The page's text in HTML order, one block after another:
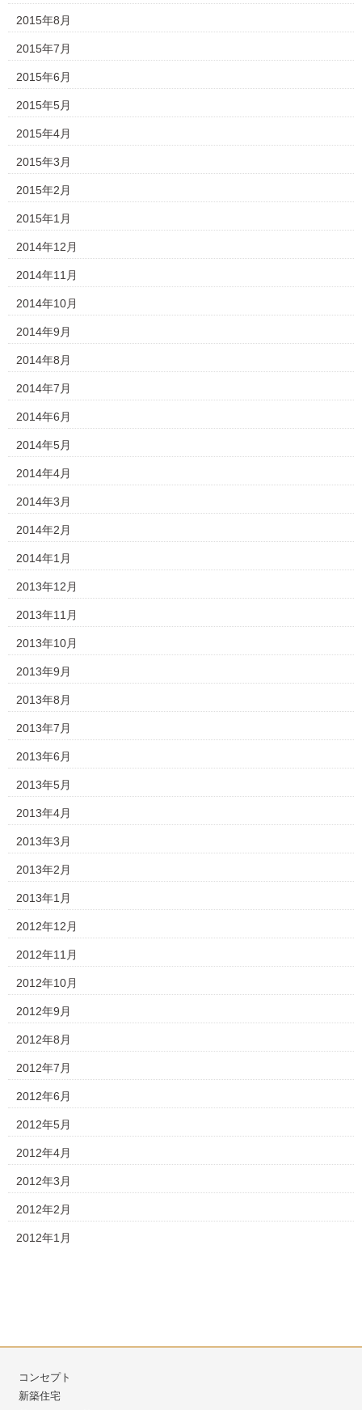
2015年8月
2015年7月
2015年6月
2015年5月
2015年4月
2015年3月
2015年2月
2015年1月
2014年12月
2014年11月
2014年10月
2014年9月
2014年8月
2014年7月
2014年6月
2014年5月
2014年4月
2014年3月
2014年2月
2014年1月
2013年12月
2013年11月
2013年10月
2013年9月
2013年8月
2013年7月
2013年6月
2013年5月
2013年4月
2013年3月
2013年2月
2013年1月
2012年12月
2012年11月
2012年10月
2012年9月
2012年8月
2012年7月
2012年6月
2012年5月
2012年4月
2012年3月
2012年2月
2012年1月
コンセプト
新築住宅